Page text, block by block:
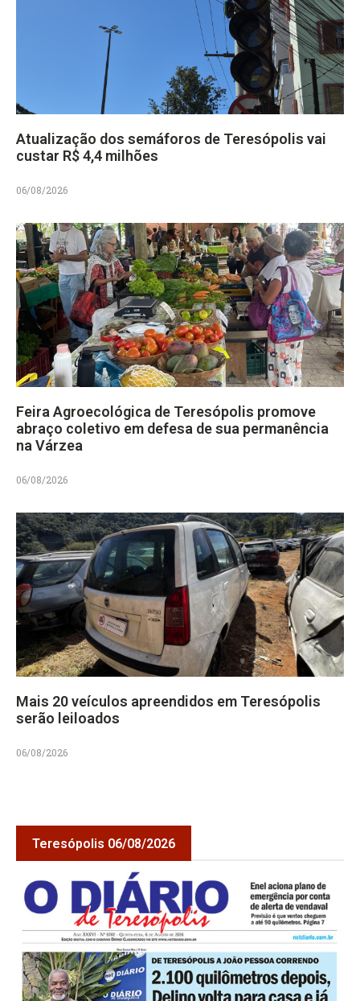
Atualização dos semáforos de Teresópolis vai
custar R$ 4,4 milhões
06/08/2026
Feira Agroecológica de Teresópolis promove
abraço coletivo em defesa de sua permanência
na Várzea
06/08/2026
Mais 20 veículos apreendidos em Teresópolis
serão leiloados
06/08/2026
Teresópolis 06/08/2026